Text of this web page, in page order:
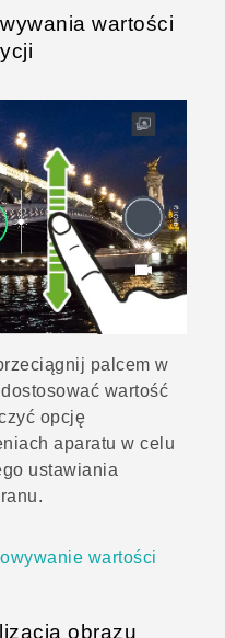
wartości
palcem w
wartość
opcję
aparatu w celu
ustawiania
wartości
obrazu